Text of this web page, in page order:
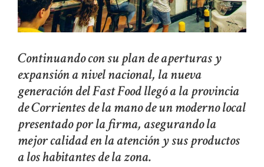
Continuando con su plan de aperturas y
expansión a nivel nacional, la nueva
generación del Fast Food llegó a la provincia
de Corrientes de la mano de un moderno local
presentado por la firma, asegurando la
mejor calidad en la atención y sus productos
a los habitantes de la zona.